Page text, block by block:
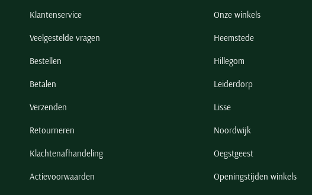
Klantenservice
Veelgestelde vragen
Bestellen
Betalen
Verzenden
Retourneren
Klachtenafhandeling
Actievoorwaarden
Onze winkels
Heemstede
Hillegom
Leiderdorp
Lisse
Noordwijk
Oegstgeest
Openingstijden winkels